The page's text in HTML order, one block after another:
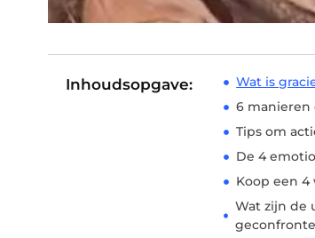
Inhoudsopgave:
Wat is
6 manieren
Tips om
De 4
Koop een
Wat zijn de